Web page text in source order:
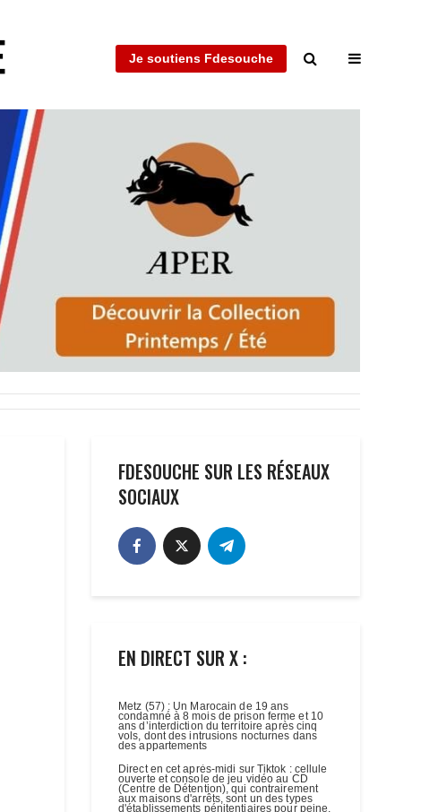
Je soutiens Fdesouche
FDESOUCHE SUR LES RÉSEAUX
SOCIAUX
EN DIRECT SUR X :